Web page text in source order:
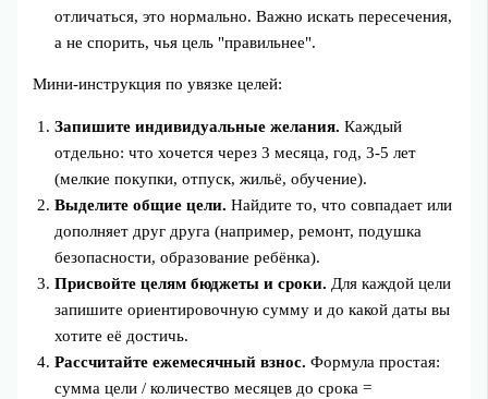
отличаться, это нормально. Важно искать пересечения,
а не спорить, чья цель "правильнее".
Мини-инструкция по увязке целей:
Запишите индивидуальные желания. Каждый
отдельно: что хочется через 3 месяца, год, 3-5 лет
(мелкие покупки, отпуск, жильё, обучение).
Выделите общие цели. Найдите то, что совпадает или
дополняет друг друга (например, ремонт, подушка
безопасности, образование ребёнка).
Присвойте целям бюджеты и сроки. Для каждой цели
запишите ориентировочную сумму и до какой даты вы
хотите её достичь.
Рассчитайте ежемесячный взнос. Формула простая:
сумма цели / количество месяцев до срока =